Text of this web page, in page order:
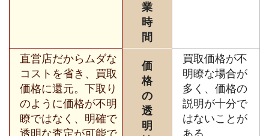
業
時
間
直営店だからムダな
コストを省き、買取
価格に還元。下取り
のように価格が不明
瞭ではなく、明確で
透明な査定が可能で
価
格
の
透
明
買取価格が不
明瞭な場合が
多く、価格の
説明が十分で
はないことが
ある